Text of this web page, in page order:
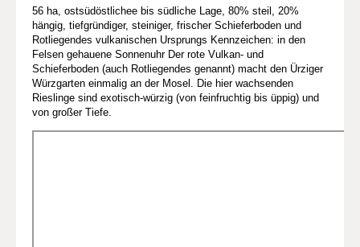
56 ha, ostsüdöstlichee bis südliche Lage, 80% steil, 20%
hängig, tiefgründiger, steiniger, frischer Schieferboden und
Rotliegendes vulkanischen Ursprungs Kennzeichen: in den
Felsen gehauene Sonnenuhr Der rote Vulkan- und
Schieferboden (auch Rotliegendes genannt) macht den Ürziger
Würzgarten einmalig an der Mosel. Die hier wachsenden
Rieslinge sind exotisch-würzig (von feinfruchtig bis üppig) und
von großer Tiefe.